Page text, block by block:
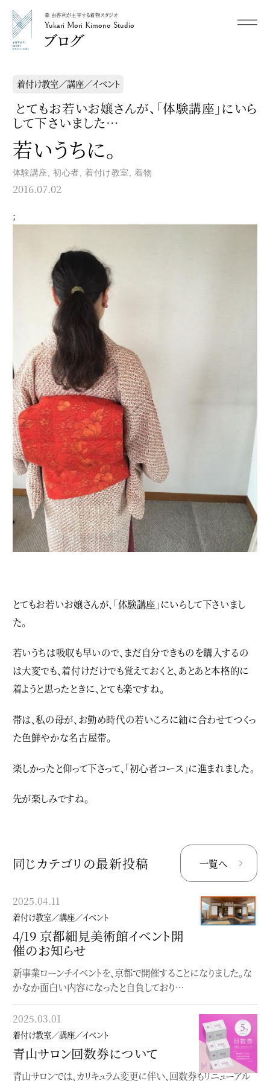
Yukari Mori Kimono Studio
森 由香利が主宰する着物スタジオ
Yukari Mori Kimono Studio メニュー
着付け教室／講座／イベント
とてもお若いお嬢さんが、「体験講座」にいら
して下さいました…
若いうちに。
体験講座 ,初心者 着付け教室 着物
2016.07.02
;
とてもお若いお嬢さんが、「体験講座 」にいらして下さいまし
た。
若いうちは吸収も早いので、まだ自分できものを購入するの
は大変でも、着付けだけでも覚えておくと、あとあと本格的に
着ようと思ったときに、とても楽ですね。
帯は、私の母が、お勤め時代の若いころに紬に合わせてつくっ
た色鮮やかな名古屋帯。
楽しかったと仰って下さって、「初心者コース」に進まれました。
先が楽しみですね。
同じカテゴリの最新投稿 一覧へ
2025.04.11
着付け教室／講座／イベント
4/19 京都細見美術館イベント開
催のお知らせ
新事業ローンチイベントを、京都で開催することになりました。な
かなか面白い内容になったと自負しており…
2025.03.01
着付け教室／講座／イベント
青山サロン回数券について
青山サロンでは、カリキュラム変更に伴い、回数券もリニューアル
2024.08.29
着付け教室／講座／イベント
個性にふれる、着物の楽しみ方
入門
〜どこから始めて良いか分からない貴方へ〜【座学】個性にふれ
る、着物の楽しみ方入門着付け（実技）を学…
2023.06.19
着付け教室／講座／イベント
オンラインレッスン
オンラインで完結する着物着付け教室